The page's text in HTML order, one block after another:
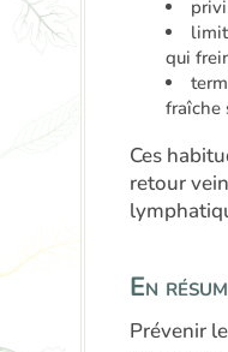
qui
fraîche
Ces
retour
En
Prévenir